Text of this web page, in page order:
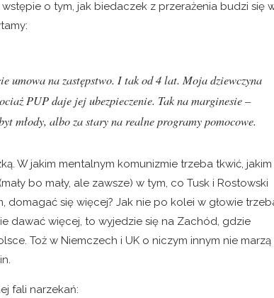
o tym, jak biedaczek z przerażenia budzi się
umowa na zastępstwo. I tak od 4 lat. Moja dziewczyna
PUP daje jej ubezpieczenie. Tak na marginesie –
młody, albo za stary na realne programy pomocowe.
W jakim mentalnym komunizmie trzeba tkwić, jakim
bo mały, ale zawsze) w tym, co Tusk i Rostowski
się więcej? Jak nie po kolei w głowie
dawać więcej, to wyjedzie się na Zachód, gdzie
Toż w Niemczech i UK o niczym innym nie marzą
fali narzekań: